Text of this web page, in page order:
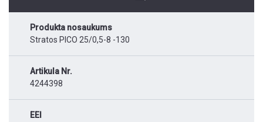
Produkta nosaukums
Stratos PICO 25/0,5-8 -130
Artikula Nr.
4244398
EEI